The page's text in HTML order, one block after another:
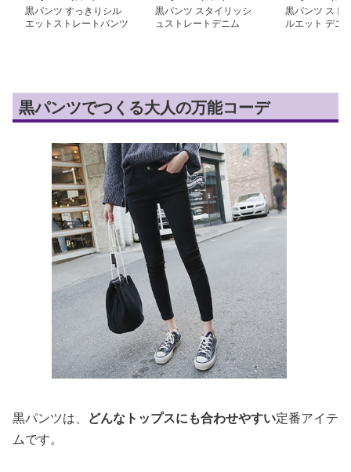
黒パンツ すっきりシル
エットストレートパンツ
黒パンツ スタイリッシ
ュストレートデニム
黒パンツ スト
ルエット デニ
黒パンツでつくる大人の万能コーデ
黒パンツは、 どんなトップスにも合わせやすい定番アイテ
ムです。